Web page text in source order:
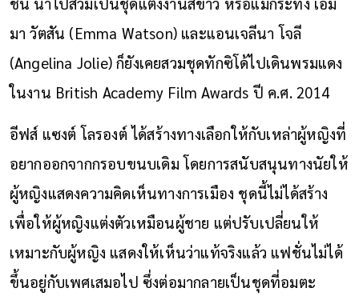
มา วัตสัน (Emma Watson) และแอนเจลีนา โจลี
(Angelina Jolie) ก็ยังเคยสวมชุดทักซิโด้ไปเดินพรมแดง
ในงาน British Academy Film Awards ปี ค.ศ. 2014
อีฟส์ แซงต์ โลรองต์ ได้สร้างทางเลือกให้กับเหล่าผู้หญิงที่
อยากออกจากกรอบขนบเดิม โดยการสนับสนุนทางนัยให้
ผู้หญิงแสดงความคิดเห็นทางการเมือง ชุดนี้ไม่ได้สร้าง
เพื่อให้ผู้หญิงแต่งตัวเหมือนผู้ชาย แต่ปรับเปลี่ยนให้
เหมาะกับผู้หญิง แสดงให้เห็นว่าแท้จริงแล้ว แฟชั่นไม่ได้
ขึ้นอยู่กับเพศเสมอไป ซึ่งต่อมากลายเป็นชุดที่อมตะ